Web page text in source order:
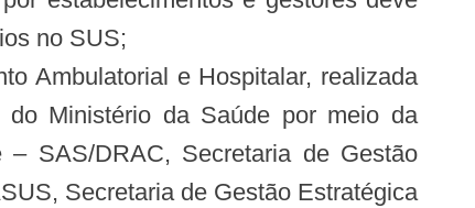
no SUS;
Ambulatorial e Hospitalar, realizada
Ministério da Saúde por meio da
SAS/DRAC, Secretaria de Gestão
Secretaria de Gestão Estratégica